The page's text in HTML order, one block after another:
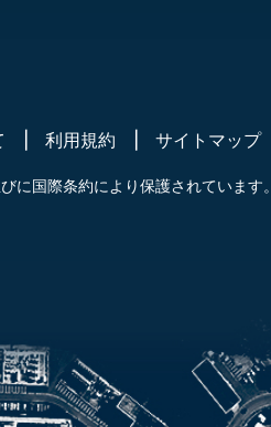
利用規約 サイトマップ
に国際条約により保護されています。